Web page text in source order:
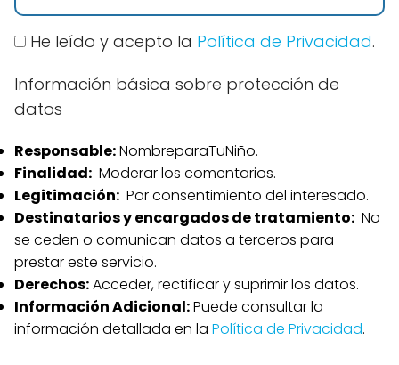
He leído y acepto la Política de Privacidad.
Información básica sobre protección de
datos
Responsable:NombreparaTuNiño.
Finalidad: Moderar los comentarios.
Legitimación: Por consentimiento del interesado.
Destinatarios y encargados de tratamiento: No
se ceden o comunican datos a terceros para
prestar este servicio.
Derechos:Acceder, rectificar y suprimir los datos.
Información Adicional:Puede consultar la
información detallada en la Política de Privacidad.